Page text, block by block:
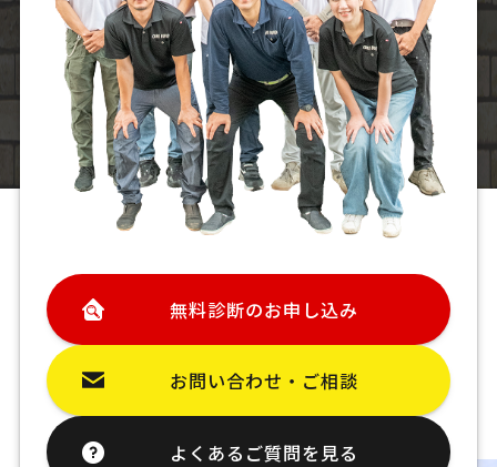
無料診断のお申し込み
お問い合わせ・ご相談
よくあるご質問を見る